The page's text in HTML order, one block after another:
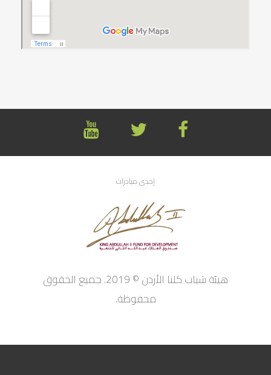
إحدى مبادرات
هيئة شباب كلنا الأردن © 2019. جميع الحقوق
محفوظة.